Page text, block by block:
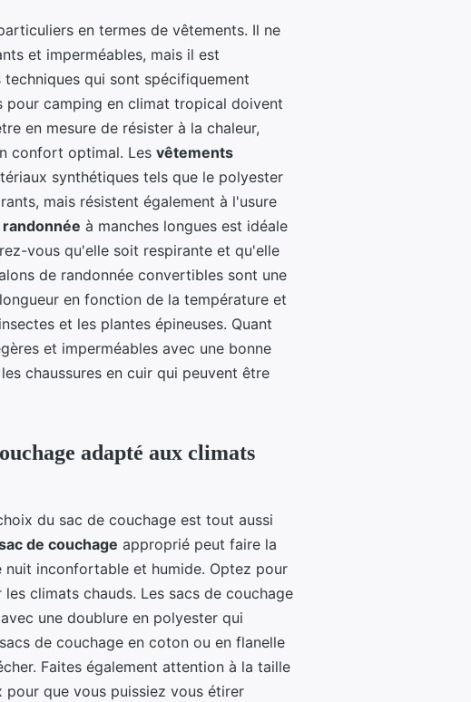
en termes de vêtements. Il ne
et imperméables, mais il est
qui sont spécifiquement
camping en climat tropical doivent
en mesure de résister à la chaleur,
confort optimal. Les vêtements
synthétiques tels que le polyester
mais résistent également à l'usure
à manches longues est idéale
vous qu'elle soit respirante et qu'elle
de randonnée convertibles sont une
en fonction de la température et
et les plantes épineuses. Quant
et imperméables avec une bonne
chaussures en cuir qui peuvent être
adapté aux climats
du sac de couchage est tout aussi
de couchage approprié peut faire la
inconfortable et humide. Optez pour
climats chauds. Les sacs de couchage
une doublure en polyester qui
de couchage en coton ou en flanelle
Faites également attention à la taille
que vous puissiez vous étirer